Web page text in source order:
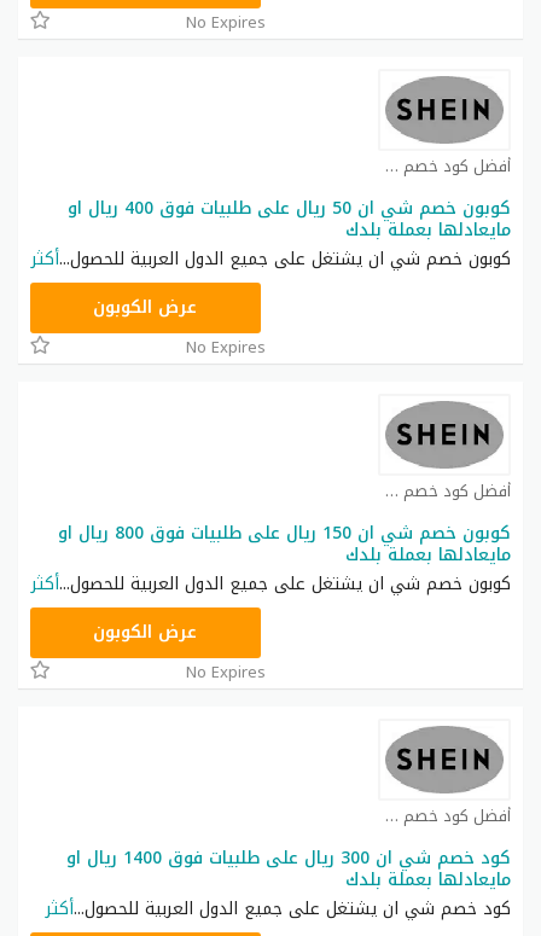
No Expires
أفضل كود خصم شي ان كوبون
كوبون خصم شي ان 50 ريال على طلبيات فوق 400 ريال او
مايعادلها بعملة بلدك
كوبون خصم شي ان يشتغل على جميع الدول العربية للحصول...أكثر
عرض الكوبون
No Expires
أفضل كود خصم شي ان كوبون
كوبون خصم شي ان 150 ريال على طلبيات فوق 800 ريال او
مايعادلها بعملة بلدك
كوبون خصم شي ان يشتغل على جميع الدول العربية للحصول...أكثر
عرض الكوبون
No Expires
أفضل كود خصم شي ان كوبون
كود خصم شي ان 300 ريال على طلبيات فوق 1400 ريال او
مايعادلها بعملة بلدك
كود خصم شي ان يشتغل على جميع الدول العربية للحصول...أكثر